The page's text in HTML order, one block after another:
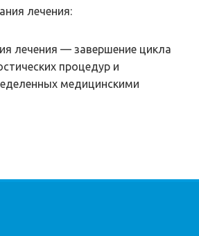
лечения:
лечения — завершение цикла
процедур и
медицинскими